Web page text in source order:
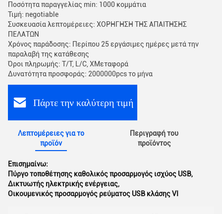
Ποσότητα παραγγελίας min: 1000 κομμάτια
Τιμή: negotiable
Συσκευασία λεπτομέρειες: ΧΟΡΗΓΗΣΗ ΤΗΣ ΑΠΑΙΤΗΣΗΣ
ΠΕΛΑΤΩΝ
Χρόνος παράδοσης: Περίπου 25 εργάσιμες ημέρες μετά την
παραλαβή της κατάθεσης
Όροι πληρωμής: Τ/Τ, L/C, XΜεταφορά
Δυνατότητα προσφοράς: 2000000pcs το μήνα
Πάρτε την καλύτερη τιμή
Λεπτομέρειες για το
προϊόν
Περιγραφή του
προϊόντος
Επισημαίνω:
Πύργο τοποθέτησης καθολικός προσαρμογός ισχύος USB,
Δικτυωτής ηλεκτρικής ενέργειας,
Οικουμενικός προσαρμογός ρεύματος USB κλάσης VI